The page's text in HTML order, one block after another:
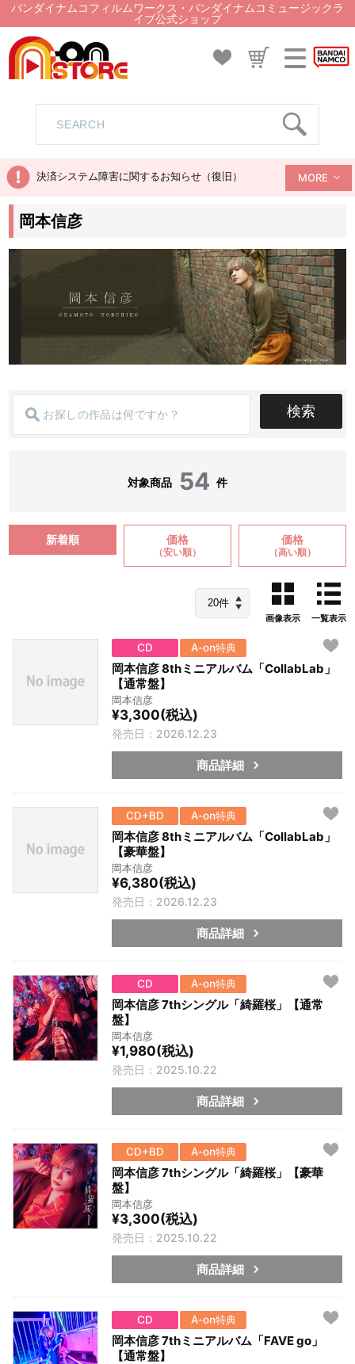
バンダイナムコフィルムワークス・バンダイナムコミュージックラ
イブ公式ショップ
決済システム障害に関するお知らせ（復旧） MORE
岡本信彦
検索
対象商品 54 件
新着順 価格
（安い順）
価格
（高い順）
画像表示 一覧表示
CD A-on特典
岡本信彦 8thミニアルバム「CollabLab」
【通常盤】
岡本信彦
¥3,300(税込)
発売日：2026.12.23
商品詳細
CD+BD A-on特典
岡本信彦 8thミニアルバム「CollabLab」
【豪華盤】
岡本信彦
¥6,380(税込)
発売日：2026.12.23
商品詳細
CD A-on特典
岡本信彦 7thシングル「綺羅桜」【通常
盤】
岡本信彦
¥1,980(税込)
発売日：2025.10.22
商品詳細
CD+BD A-on特典
岡本信彦 7thシングル「綺羅桜」【豪華
盤】
岡本信彦
¥3,300(税込)
発売日：2025.10.22
商品詳細
CD A-on特典
岡本信彦 7thミニアルバム「FAVE go」
【通常盤】